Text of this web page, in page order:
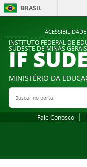
ACESSIBILIDADE
BRASIL
INSTITUTO FEDERAL DE
SUDESTE DE MINAS GERAIS
IF
MINISTÉRIO DA
Buscar no portal
Fale Conosco